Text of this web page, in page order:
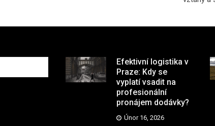
Efektivní logistika v
Praze: Kdy se
vyplatí vsadit na
profesionální
pronájem dodávky?
Únor 16, 2026